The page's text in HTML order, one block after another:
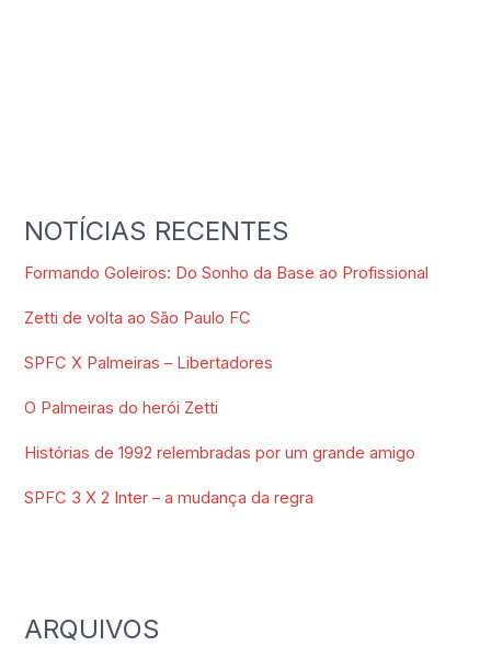
NOTÍCIAS RECENTES
Formando Goleiros: Do Sonho da Base ao Profissional
Zetti de volta ao São Paulo FC
SPFC X Palmeiras – Libertadores
O Palmeiras do herói Zetti
Histórias de 1992 relembradas por um grande amigo
SPFC 3 X 2 Inter – a mudança da regra
ARQUIVOS